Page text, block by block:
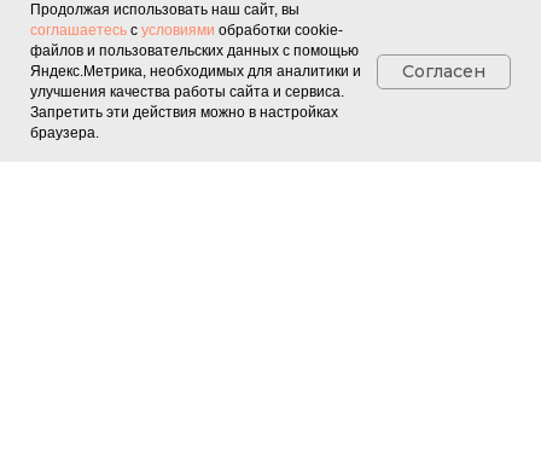
Продолжая использовать наш сайт, вы
соглашаетесь с условиями обработки cookie-
файлов и пользовательских данных с помощью
Яндекс.Метрика, необходимых для аналитики и
улучшения качества работы сайта и сервиса.
Запретить эти действия можно в настройках
браузера.
Согласен
ПОСТУПЛЕНИЕ
Бакалавриат, специалитет
Магистратура
Аспирантура